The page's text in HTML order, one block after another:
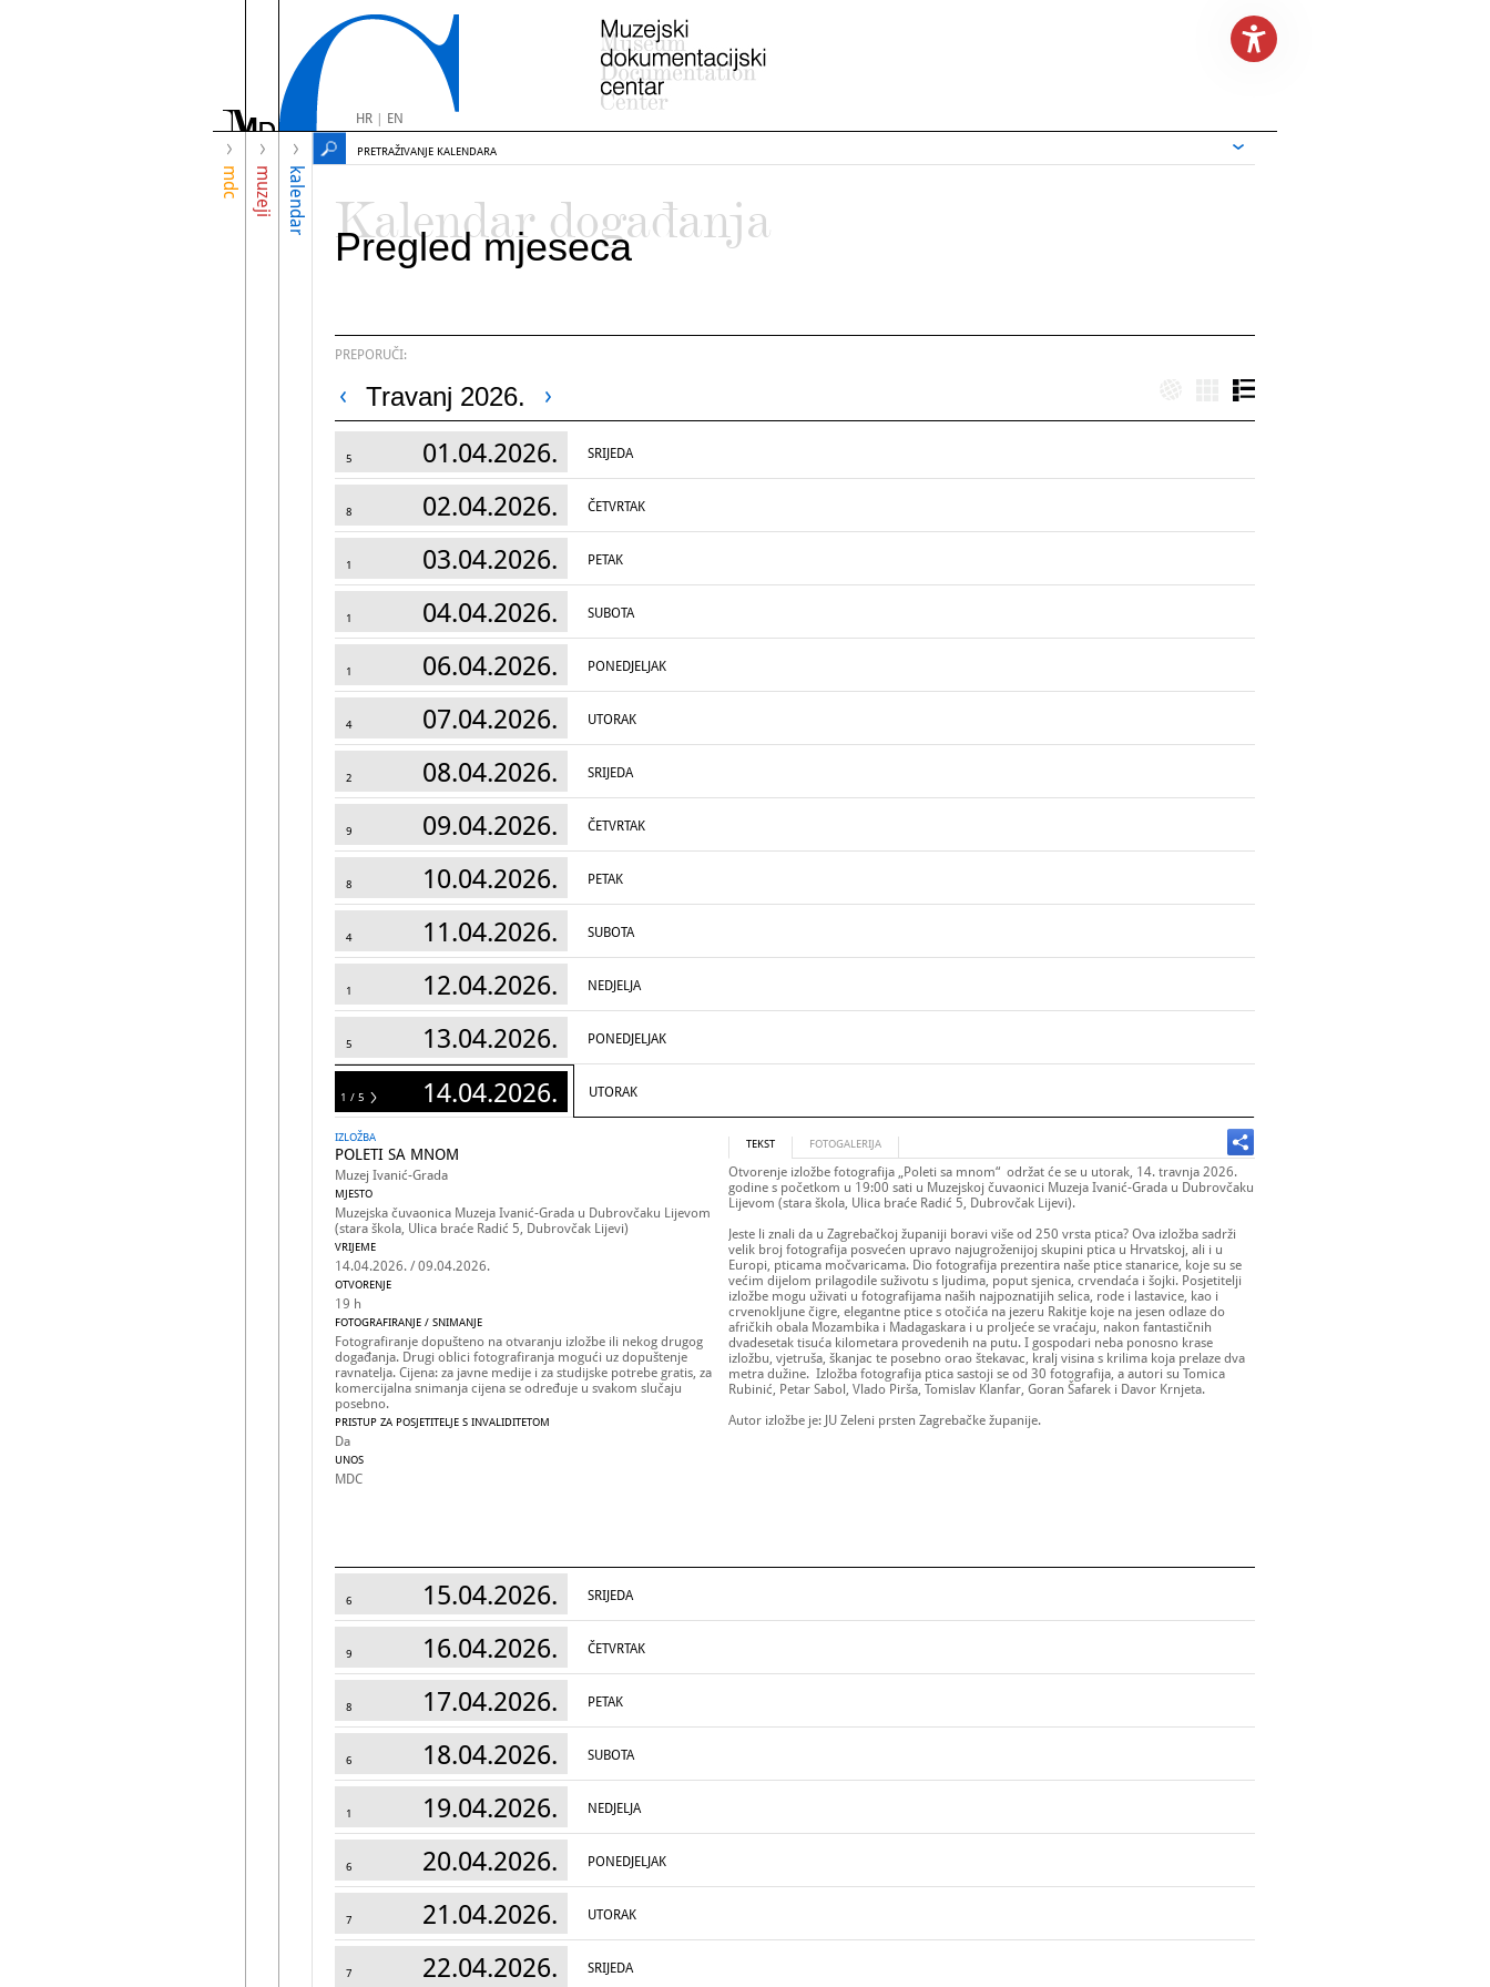
HR| EN
mdc muzeji kalendar
PRETRAŽIVANJE KALENDARA
Kalendar događanja
Pregled mjeseca
PREPORUČI:
Travanj 2026.
5 01.04.2026. SRIJEDA
8 02.04.2026. ČETVRTAK
1 03.04.2026. PETAK
1 04.04.2026. SUBOTA
1 06.04.2026. PONEDJELJAK
4 07.04.2026. UTORAK
2 08.04.2026. SRIJEDA
9 09.04.2026. ČETVRTAK
8 10.04.2026. PETAK
4 11.04.2026. SUBOTA
1 12.04.2026. NEDJELJA
5 13.04.2026. PONEDJELJAK
5 14.04.2026. UTORAK
1 / 5
IZLOŽBA
POLETI SA MNOM
Muzej Ivanić-Grada
MJESTO
Muzejska čuvaonica Muzeja Ivanić-Grada u Dubrovčaku Lijevom
(stara škola, Ulica braće Radić 5, Dubrovčak Lijevi)
VRIJEME
14.04.2026. / 09.04.2026.
OTVORENJE
19 h
FOTOGRAFIRANJE / SNIMANJE
Fotografiranje dopušteno na otvaranju izložbe ili nekog drugog
događanja. Drugi oblici fotografiranja mogući uz dopuštenje
ravnatelja. Cijena: za javne medije i za studijske potrebe gratis, za
komercijalna snimanja cijena se određuje u svakom slučaju
posebno.
PRISTUP ZA POSJETITELJE S INVALIDITETOM
Da
UNOS
MDC
TEKST FOTOGALERIJA
Otvorenje izložbe fotografija „Poleti sa mnom“ održat će se u utorak, 14. travnja 2026.
godine s početkom u 19:00 sati u Muzejskoj čuvaonici Muzeja Ivanić-Grada u Dubrovčaku
Lijevom (stara škola, Ulica braće Radić 5, Dubrovčak Lijevi).
Jeste li znali da u Zagrebačkoj županiji boravi više od 250 vrsta ptica? Ova izložba sadrži
velik broj fotografija posvećen upravo najugroženijoj skupini ptica u Hrvatskoj, ali i u
Europi, pticama močvaricama. Dio fotografija prezentira naše ptice stanarice, koje su se
većim dijelom prilagodile suživotu s ljudima, poput sjenica, crvendaća i šojki. Posjetitelji
izložbe mogu uživati u fotografijama naših najpoznatijih selica, rode i lastavice, kao i
crvenokljune čigre, elegantne ptice s otočića na jezeru Rakitje koje na jesen odlaze do
afričkih obala Mozambika i Madagaskara i u proljeće se vraćaju, nakon fantastičnih
dvadesetak tisuća kilometara provedenih na putu. I gospodari neba ponosno krase
izložbu, vjetruša, škanjac te posebno orao štekavac, kralj visina s krilima koja prelaze dva
metra dužine. Izložba fotografija ptica sastoji se od 30 fotografija, a autori su Tomica
Rubinić, Petar Sabol, Vlado Pirša, Tomislav Klanfar, Goran Šafarek i Davor Krnjeta.
Autor izložbe je: JU Zeleni prsten Zagrebačke županije.
6 15.04.2026. SRIJEDA
9 16.04.2026. ČETVRTAK
8 17.04.2026. PETAK
6 18.04.2026. SUBOTA
1 19.04.2026. NEDJELJA
6 20.04.2026. PONEDJELJAK
7 21.04.2026. UTORAK
7 22.04.2026. SRIJEDA